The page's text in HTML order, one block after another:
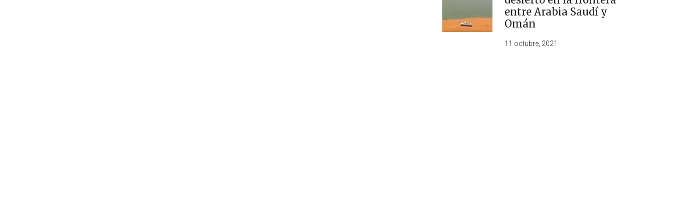
entre Arabia Saudí y
Omán
11 octubre, 2021